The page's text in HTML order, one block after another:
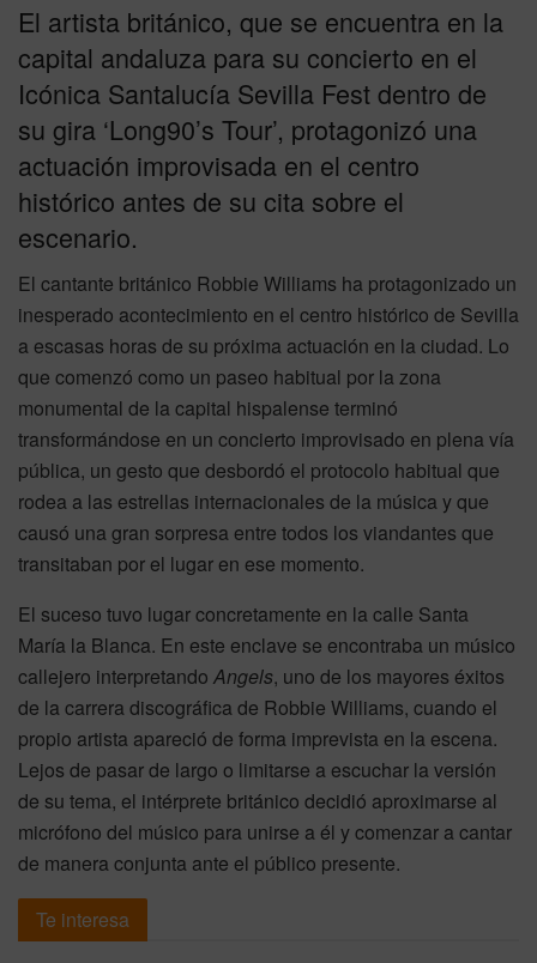
El artista británico, que se encuentra en la
capital andaluza para su concierto en el
Icónica Santalucía Sevilla Fest dentro de
su gira ‘Long90’s Tour’, protagonizó una
actuación improvisada en el centro
histórico antes de su cita sobre el
escenario.
El cantante británico Robbie Williams ha protagonizado un
inesperado acontecimiento en el centro histórico de Sevilla
a escasas horas de su próxima actuación en la ciudad. Lo
que comenzó como un paseo habitual por la zona
monumental de la capital hispalense terminó
transformándose en un concierto improvisado en plena vía
pública, un gesto que desbordó el protocolo habitual que
rodea a las estrellas internacionales de la música y que
causó una gran sorpresa entre todos los viandantes que
transitaban por el lugar en ese momento.
El suceso tuvo lugar concretamente en la calle Santa
María la Blanca. En este enclave se encontraba un músico
callejero interpretando Angels, uno de los mayores éxitos
de la carrera discográfica de Robbie Williams, cuando el
propio artista apareció de forma imprevista en la escena.
Lejos de pasar de largo o limitarse a escuchar la versión
de su tema, el intérprete británico decidió aproximarse al
micrófono del músico para unirse a él y comenzar a cantar
de manera conjunta ante el público presente.
Te interesa